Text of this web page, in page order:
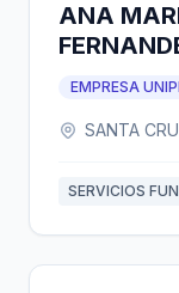
ANA
EMPRESA
SANTA
SERVICIOS